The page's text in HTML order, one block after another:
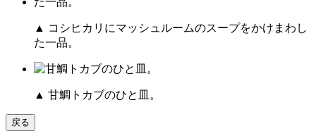
▲ コシヒカリにマッシュルームのスープをかけまわし
た一品。
▲ 甘鯛トカブのひと皿。
戻る